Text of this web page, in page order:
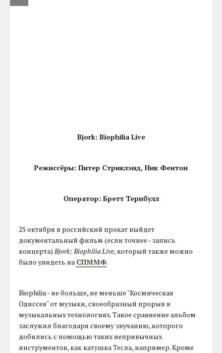
Bjork: Biophilia Live
Режиссёры: Питер Стриклэнд, Ник Фентон
Оператор: Бретт Тернбулл
25 октября в российский прокат выйдет
документальный фильм (если точнее - запись
концерта)Bjork: Biophilia Live, который также можно
было увидеть на СПММФ.
Biophilia - не больше, не меньше "Космическая
Одиссея" от музыки, своеобразный прорыв в
музыкальных технологиях. Такое сравнение альбом
заслужил благодаря своему звучанию, которого
добились с помощью таких непривычных
инструментов, как катушка Тесла, например. Кроме